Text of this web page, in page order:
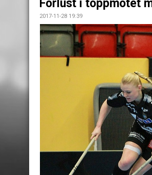
Förlust i toppmötet
2017-11-28 19:39